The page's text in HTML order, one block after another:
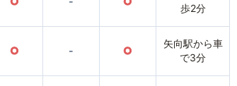
歩2分
○ - ○
矢向駅から車
で3分